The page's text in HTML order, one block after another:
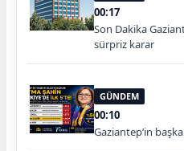
00:17
Son Dakika
sürpriz karar
GÜNDEM
00:10
Gaziantep’in